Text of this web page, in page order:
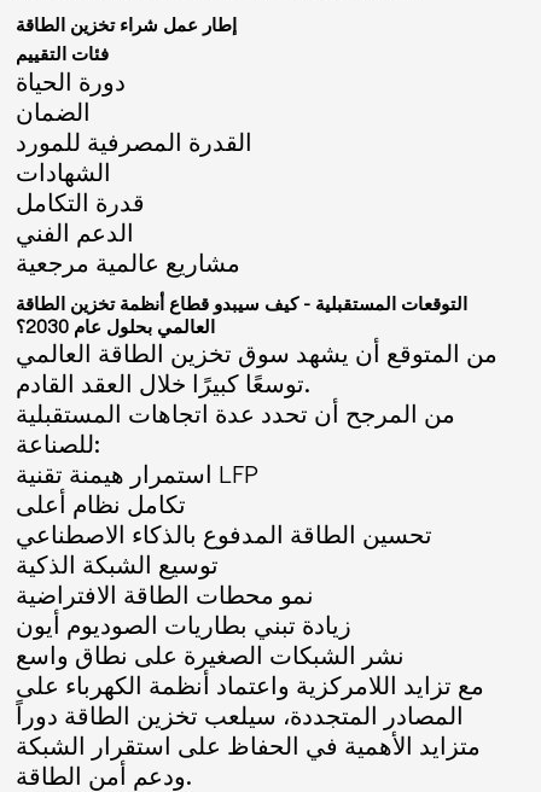
إطار عمل شراء تخزين الطاقة
فئات التقييم
دورة الحياة
الضمان
القدرة المصرفية للمورد
الشهادات
قدرة التكامل
الدعم الفني
مشاريع عالمية مرجعية
التوقعات المستقبلية - كيف سيبدو قطاع أنظمة تخزين الطاقة
العالمي بحلول عام 2030؟
من المتوقع أن يشهد سوق تخزين الطاقة العالمي
توسعًا كبيرًا خلال العقد القادم.
من المرجح أن تحدد عدة اتجاهات المستقبلية
للصناعة:
استمرار هيمنة تقنية LFP
تكامل نظام أعلى
تحسين الطاقة المدفوع بالذكاء الاصطناعي
توسيع الشبكة الذكية
نمو محطات الطاقة الافتراضية
زيادة تبني بطاريات الصوديوم أيون
نشر الشبكات الصغيرة على نطاق واسع
مع تزايد اللامركزية واعتماد أنظمة الكهرباء على
المصادر المتجددة، سيلعب تخزين الطاقة دوراً
متزايد الأهمية في الحفاظ على استقرار الشبكة
ودعم أمن الطاقة.